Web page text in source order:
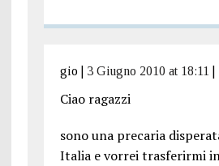
gio 3 Giugno 2010 at 18:11
Ciao ragazzi
sono una precaria
Italia e vorrei trasferirmi